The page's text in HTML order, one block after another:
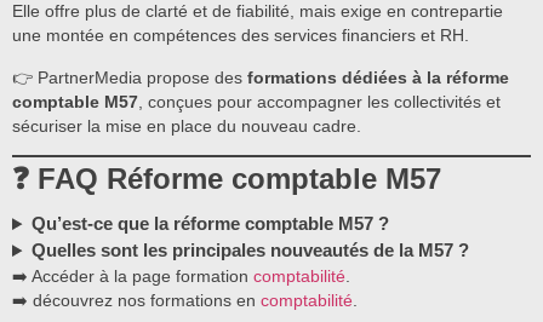
Elle offre plus de clarté et de fiabilité, mais exige en contrepartie
une montée en compétences des services financiers et RH.
👉 PartnerMedia propose des formations dédiées à la réforme
comptable M57 , conçues pour accompagner les collectivités et
sécuriser la mise en place du nouveau cadre.
❓ FAQ Réforme comptable M57
Qu’est-ce que la réforme comptable M57 ?
Quelles sont les principales nouveautés de la M57 ?
➡️ Accéder à la page formation comptabilité
➡️ découvrez nos formations en comptabilité